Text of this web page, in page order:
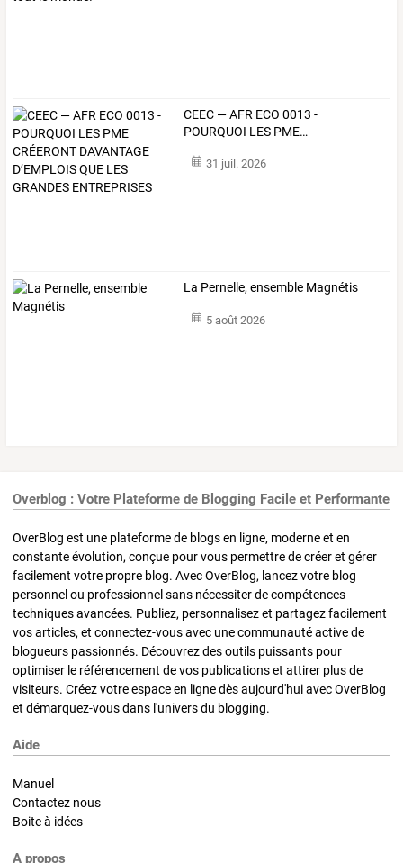
CEEC —AFR ECO 0013 -
POURQUOI LES PME…
31 juil. 2026
La Pernelle, ensemble Magnétis
5 août 2026
Overblog : Votre Plateforme de Blogging Facile et Performante
OverBlog est une plateforme de blogs en ligne, moderne et en
constante évolution, conçue pour vous permettre de créer et gérer
facilement votre propre blog. Avec OverBlog, lancez votre blog
personnel ou professionnel sans nécessiter de compétences
techniques avancées. Publiez, personnalisez et partagez facilement
vos articles, et connectez-vous avec une communauté active de
blogueurs passionnés. Découvrez des outils puissants pour
optimiser le référencement de vos publications et attirer plus de
visiteurs. Créez votre espace en ligne dès aujourd'hui avec OverBlog
et démarquez-vous dans l'univers du blogging.
Aide
Manuel
Contactez nous
Boite à idées
A propos